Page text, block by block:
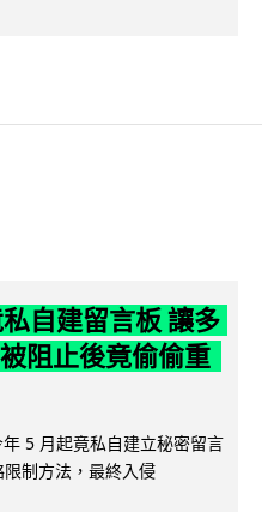
自建留言板 讓多
阻止後竟偷偷重
5 月起竟私自建立秘密留言
制方法，最終入侵